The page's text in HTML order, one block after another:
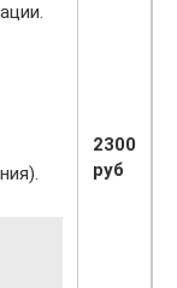
2300
руб